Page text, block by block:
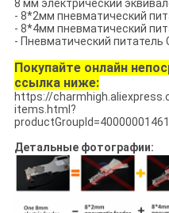
8 мм электрический
- 8*2мм пневматический
- 8*4мм пневматический
- Пневматический питатель
Покупайте онлайн
ссылка ниже:
https://
items.html?
Детальные фотографии: